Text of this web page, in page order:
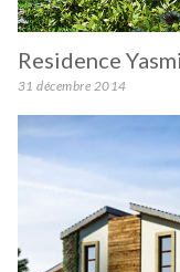
Residence
31 décembre 2014